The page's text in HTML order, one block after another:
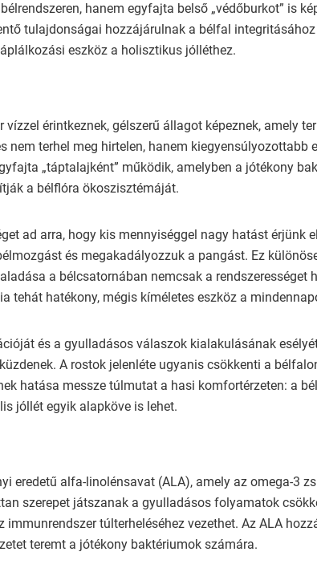
hanem egyfajta belső „védőburkot” is
tulajdonságai hozzájárulnak a bélfal
eszköz a holisztikus jólléthez.
érintkeznek, gélszerű állagot képeznek, amely
terhel meg hirtelen, hanem kiegyensúlyozottabb
„táptalajként” működik, amelyben a jótékony
a bélflóra ökoszisztémáját.
ad arra, hogy kis mennyiséggel nagy hatást érjünk
és megakadályozzuk a pangást. Ez
a bélcsatornában nemcsak a rendszerességet
tehát hatékony, mégis kíméletes eszköz a
és a gyulladásos válaszok kialakulásának
A rostok jelenléte ugyanis csökkenti a
hatása messze túlmutat a hasi komfortérzeten: a
jóllét egyik alapköve is lehet.
eredetű alfa-linolénsavat (ALA), amely az omega-3
szerepet játszanak a gyulladásos folyamatok
túlterheléséhez vezethet. Az ALA
teremt a jótékony baktériumok számára.